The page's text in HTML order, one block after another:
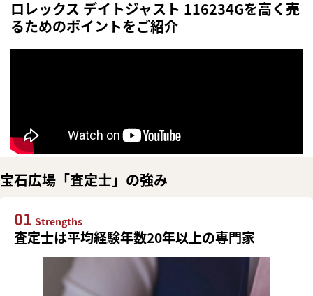
ロレックス デイトジャスト 116234Gを高く売
るためのポイントをご紹介
宝石広場「査定士」の強み
01 Strengths
査定士は平均経験年数20年以上の専門家